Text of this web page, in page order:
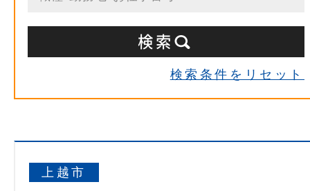
検索条件をリセット
上越市